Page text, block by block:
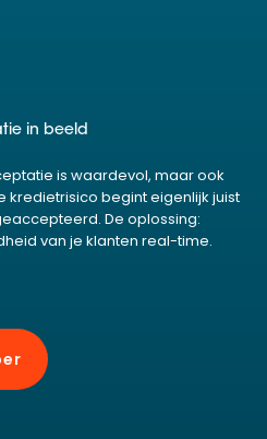
in beeld
is waardevol, maar ook
kredietrisico begint eigenlijk juist
De oplossing:
van je klanten real-time.